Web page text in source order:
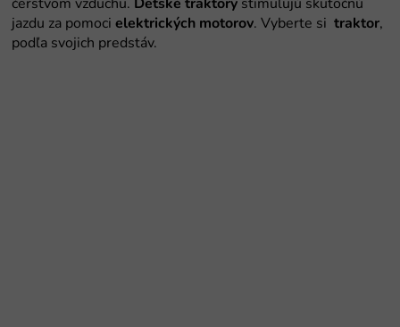
jazdu za pomoci elektrických motorov. Vyberte si traktor,
podľa svojich predstáv.